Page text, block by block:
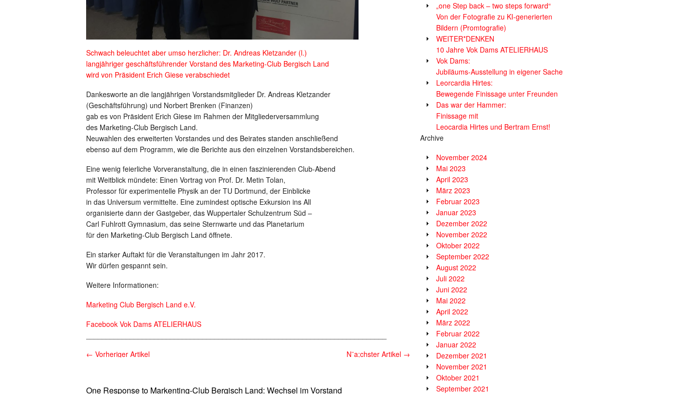
Schwach beleuchtet aber umso herzlicher: Dr. Andreas Kletzander (l.)
langjähriger geschäftsführender Vorstand des Marketing-Club Bergisch Land
wird von Präsident Erich Giese verabschiedet
Dankesworte an die langjährigen Vorstandsmitglieder Dr. Andreas Kletzander
(Geschäftsführung) und Norbert Brenken (Finanzen)
gab es von Präsident Erich Giese im Rahmen der Mitgliederversammlung
des Marketing-Club Bergisch Land.
Neuwahlen des erweiterten Vorstandes und des Beirates standen anschließend
ebenso auf dem Programm, wie die Berichte aus den einzelnen Vorstandsbereichen.
Eine wenig feierliche Vorveranstaltung, die in einen faszinierenden Club-Abend
mit Weitblick mündete: Einen Vortrag von Prof. Dr. Metin Tolan,
Professor für experimentelle Physik an der TU Dortmund, der Einblicke
in das Universum vermittelte. Eine zumindest optische Exkursion ins All
organisierte dann der Gastgeber, das Wuppertaler Schulzentrum Süd –
Carl Fuhlrott Gymnasium, das seine Sternwarte und das Planetarium
für den Marketing-Club Bergisch Land öffnete.
Ein starker Auftakt für die Veranstaltungen im Jahr 2017.
Wir dürfen gespannt sein.
Weitere Informationen:
Marketing Club Bergisch Land e.V.
Facebook Vok Dams ATELIERHAUS
← Vorheriger Artikel N¨a;chster Artikel →
One Response to Markenting-Club Bergisch Land: Wechsel im Vorstand
„one Step back – two steps forward“
Von der Fotografie zu KI-generierten
Bildern (Promtografie)
WEITER*DENKEN
10 Jahre Vok Dams ATELIERHAUS
Vok Dams:
Jubiläums-Ausstellung in eigener Sache
Leorcardia Hirtes:
Bewegende Finissage unter Freunden
Das war der Hammer:
Finissage mit
Leocardia Hirtes und Bertram Ernst!
Archive
November 2024
Mai 2023
April 2023
März 2023
Februar 2023
Januar 2023
Dezember 2022
November 2022
Oktober 2022
September 2022
August 2022
Juli 2022
Juni 2022
Mai 2022
April 2022
März 2022
Februar 2022
Januar 2022
Dezember 2021
November 2021
Oktober 2021
September 2021